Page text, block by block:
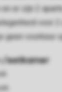
er zijn 2
voor
geen
eetkamer